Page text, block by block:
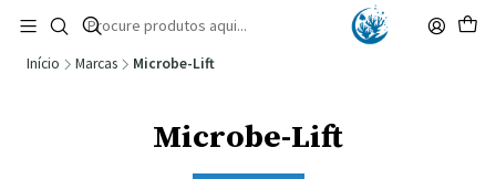
🚚 Portugal Continental: Portes Grátis desde 149,90€ (Envio extresso: 14,90€)
Ler mais
Início Marcas Microbe-Lift
Microbe-Lift